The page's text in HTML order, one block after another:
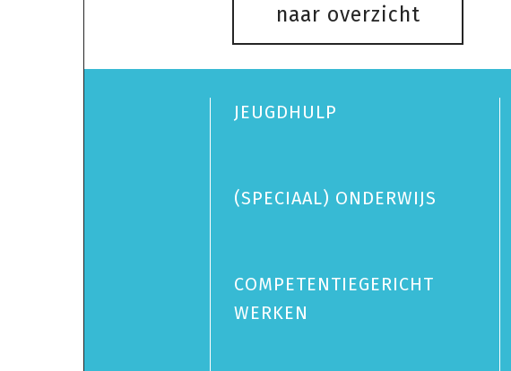
naar overzicht
JEUGDHULP
(SPECIAAL) ONDERWIJS
COMPETENTIEGERICHT
WERKEN